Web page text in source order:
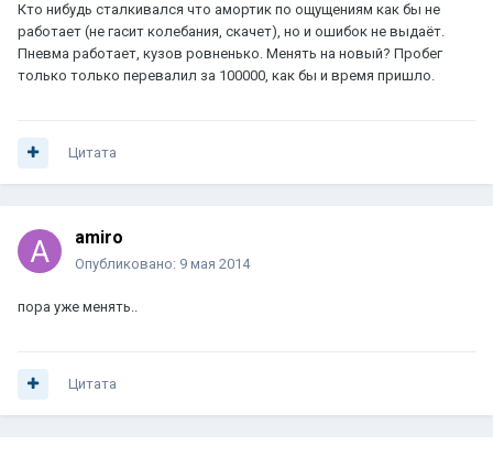
Кто нибудь сталкивался что амортик по ощущениям как бы не
работает (не гасит колебания, скачет), но и ошибок не выдаёт.
Пневма работает, кузов ровненько. Менять на новый? Пробег
только только перевалил за 100000, как бы и время пришло.
Цитата
amiro
Опубликовано: 9 мая 2014
пора уже менять..
Цитата